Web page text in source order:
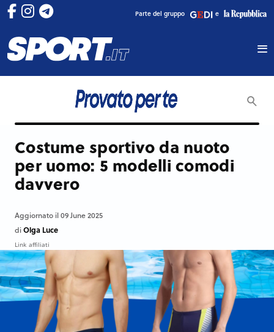
Parte del gruppo e
Costume sportivo da nuoto
per uomo: 5 modelli comodi
davvero
Aggiornato il 09 June 2025
diOlga Luce
Link affiliati